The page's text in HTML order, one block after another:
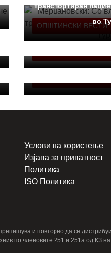
ОПШТИНСКИ ВЕСТИ
транспортиран
во
Филипче: Карпалак
датум во
Услови на користење
Изјава за приватност